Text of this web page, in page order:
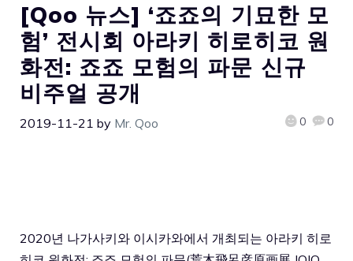
[Qoo 뉴스] ‘죠죠의 기묘한 모
험’ 전시회 아라키 히로히코 원
화전: 죠죠 모험의 파문 신규
비주얼 공개
2019-11-21 by Mr. Qoo 0 0
2020년 나가사키와 이시카와에서 개최되는 아라키 히로